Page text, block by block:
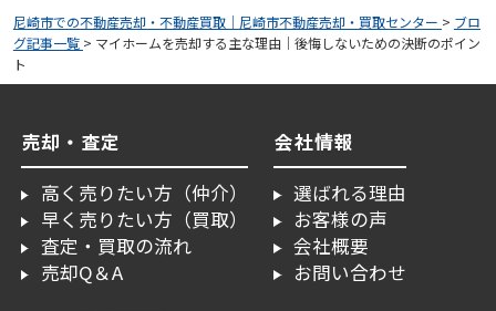
尼崎市での不動産売却・不動産買取｜尼崎市不動産売却・買取センター > ブロ
グ記事一覧 > マイホームを売却する主な理由｜後悔しないための決断のポイン
ト
売却・査定
高く売りたい方（仲介）
早く売りたい方（買取）
査定・買取の流れ
売却Q＆A
会社情報
選ばれる理由
お客様の声
会社概要
お問い合わせ